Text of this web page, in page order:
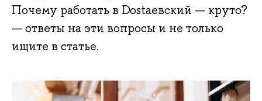
Почему работать в Dostaевский — круто?
— ответы на эти вопросы и не только
ищите в статье.